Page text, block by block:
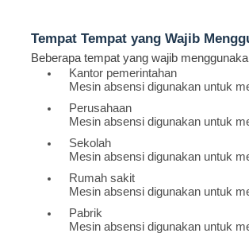
Tempat Tempat yang Wajib
Beberapa tempat yang wajib
Kantor pemerintahan
Mesin absensi digunakan untuk
Perusahaan
Mesin absensi digunakan untuk
Sekolah
Mesin absensi digunakan untuk
Rumah sakit
Mesin absensi digunakan untuk
Pabrik
Mesin absensi digunakan untuk